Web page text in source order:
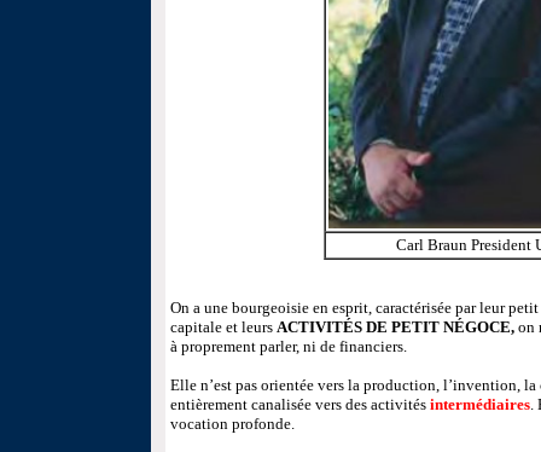
Carl Braun President
On a une bourgeoisie en esprit, caractérisée par leur
capitale et leurs ACTIVITÉS DE PETIT NÉGOCE, on
à proprement parler, ni de financiers.
Elle n’est pas orientée vers la production, l’invention,
entièrement canalisée vers des activités intermédiaires.
vocation profonde.